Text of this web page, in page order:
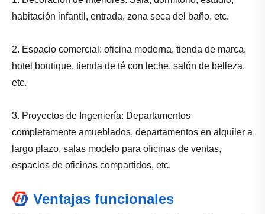
habitación infantil, entrada, zona seca del baño, etc.
2. Espacio comercial: oficina moderna, tienda de marca,
hotel boutique, tienda de té con leche, salón de belleza,
etc.
3. Proyectos de Ingeniería: Departamentos
completamente amueblados, departamentos en alquiler a
largo plazo, salas modelo para oficinas de ventas,
espacios de oficinas compartidos, etc.
Ventajas funcionales